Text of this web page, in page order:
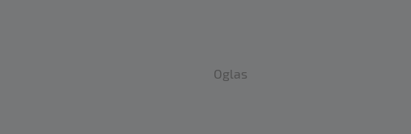
Oglas